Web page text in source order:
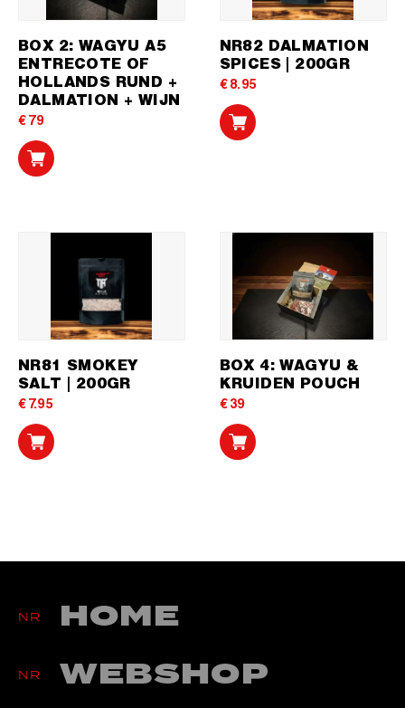
BOX 2: WAGYU A5
ENTRECOTE OF
HOLLANDS RUND +
DALMATION + WIJN
€ 79
NR82 DALMATION
SPICES | 200GR
€ 8.95
NR81 SMOKEY
SALT | 200GR
€ 7.95
BOX 4: WAGYU &
KRUIDEN POUCH
€ 39
NR HOME
NR WEBSHOP